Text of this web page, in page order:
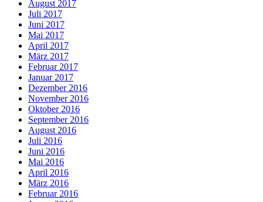
August 2017
Juli 2017
Juni 2017
Mai 2017
April 2017
März 2017
Februar 2017
Januar 2017
Dezember 2016
November 2016
Oktober 2016
September 2016
August 2016
Juli 2016
Juni 2016
Mai 2016
April 2016
März 2016
Februar 2016